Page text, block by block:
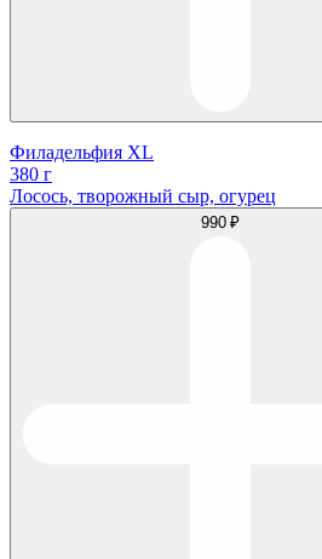
Филадельфия XL
380 г
Лосось, творожный сыр, огурец
990 ₽